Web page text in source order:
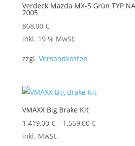
Verdeck Mazda MX-5 Grün TYP
2005
868,00 €
inkl. 19 % MwSt.
zzgl. Versandkosten
VMAXX Big Brake Kit
1.419,00 €– 1.559,00 €
Dieses
inkl. MwSt.